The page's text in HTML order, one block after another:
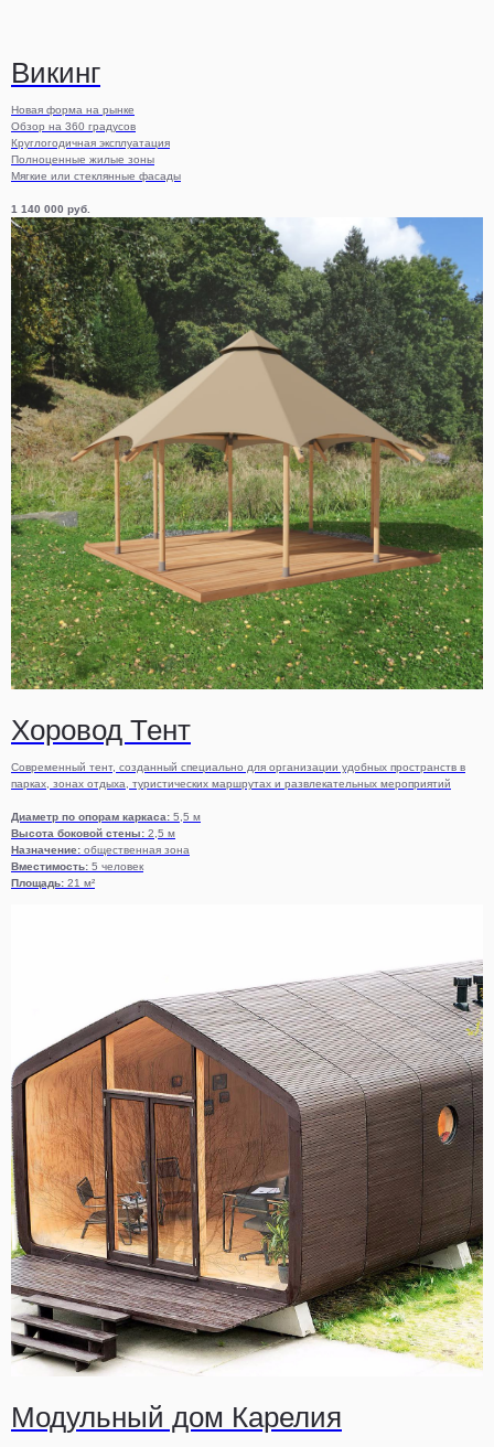
Викинг
Новая форма на рынке
Обзор на 360 градусов
Круглогодичная эксплуатация
Полноценные жилые зоны
Мягкие или стеклянные фасады
1 140 000 руб.
Хоровод Тент
Современный тент, созданный специально для организации удобных пространств в
парках, зонах отдыха, туристических маршрутах и развлекательных мероприятий
Диаметр по опорам каркаса: 5,5 м
Высота боковой стены: 2,5 м
Назначение: общественная зона
Вместимость: 5 человек
Площадь: 21 м²
Модульный дом Карелия